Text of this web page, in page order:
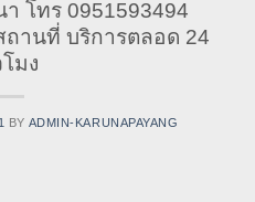
โทร 0951593494
านที่ บริการตลอด 24
มง
BY ADMIN-KARUNAPAYANG